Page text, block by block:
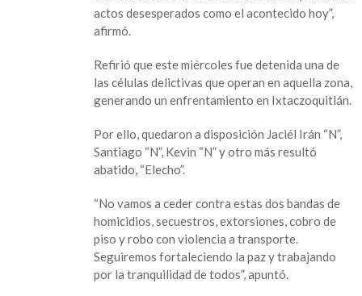
actos desesperados como el acontecido hoy”,
afirmó.
Refirió que este miércoles fue detenida una de
las células delictivas que operan en aquella zona,
generando un enfrentamiento en Ixtaczoquitlán.
Por ello, quedaron a disposición Jaciél Irán “N”,
Santiago “N”, Kevin “N” y otro más resultó
abatido, “Elecho”.
“No vamos a ceder contra estas dos bandas de
homicidios, secuestros, extorsiones, cobro de
piso y robo con violencia a transporte.
Seguiremos fortaleciendo la paz y trabajando
por la tranquilidad de todos”, apuntó.